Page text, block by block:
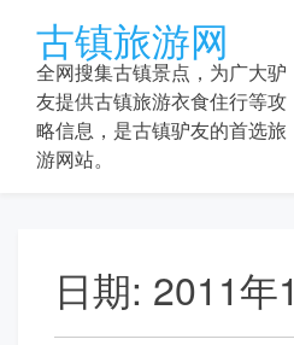
content
古镇旅游网
全网搜集古镇景点，为广大驴
友提供古镇旅游衣食住行等攻
略信息，是古镇驴友的首选旅
游网站。
日期: 2011年